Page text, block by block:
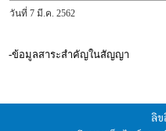
วันที่ 7 มี.ค. 2562
-ข้อมูลสาระสำคัญในสัญญา
ลิข